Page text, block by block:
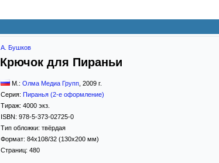
А. Бушков
Крючок для Пираньи
М.: Олма Медиа Групп 2009 г.
Серия: Пиранья (2-е оформление)
Тираж: 4000 экз.
ISBN: 978-5-373-02725-0
Тип обложки: твёрдая
Формат: 84x108/32 (130x200 мм)
Страниц: 480